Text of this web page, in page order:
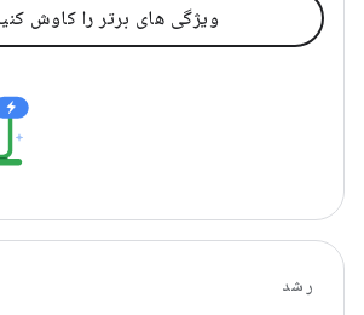
ویژگی های برتر را کاوش
رشد